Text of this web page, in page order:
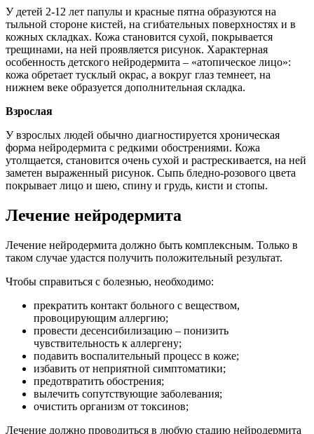
У детей 2-12 лет папулы и красные пятна образуются на
тыльной стороне кистей, на сгибательных поверхностях и в
кожных складках. Кожа становится сухой, покрывается
трещинами, на ней проявляется рисунок. Характерная
особенность детского нейродермита – «атопическое лицо»:
кожа обретает тусклый окрас, а вокруг глаз темнеет, на
нижнем веке образуется дополнительная складка.
Взрослая
У взрослых людей обычно диагностируется хроническая
форма нейродермита с редкими обострениями. Кожа
утолщается, становится очень сухой и растрескивается, на ней
заметен выраженный рисунок. Сыпь бледно-розового цвета
покрывает лицо и шею, спину и грудь, кисти и стопы.
Лечение нейродермита
Лечение нейродермита должно быть комплексным. Только в
таком случае удастся получить положительный результат.
Чтобы справиться с болезнью, необходимо:
прекратить контакт больного с веществом,
провоцирующим аллергию;
провести десенсибилизацию – понизить
чувствительность к аллергену;
подавить воспалительный процесс в коже;
избавить от неприятной симптоматики;
предотвратить обострения;
вылечить сопутствующие заболевания;
очистить организм от токсинов;
Лечение должно проводиться в любую стадию нейродермита